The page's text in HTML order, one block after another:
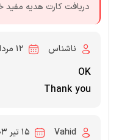
دریافت کارت هدیه مفید
ناشناس ۱۲ مرداد ۱۴۰۳
OK
Thank you
Vahid ۱۵ تیر ۱۴۰۳